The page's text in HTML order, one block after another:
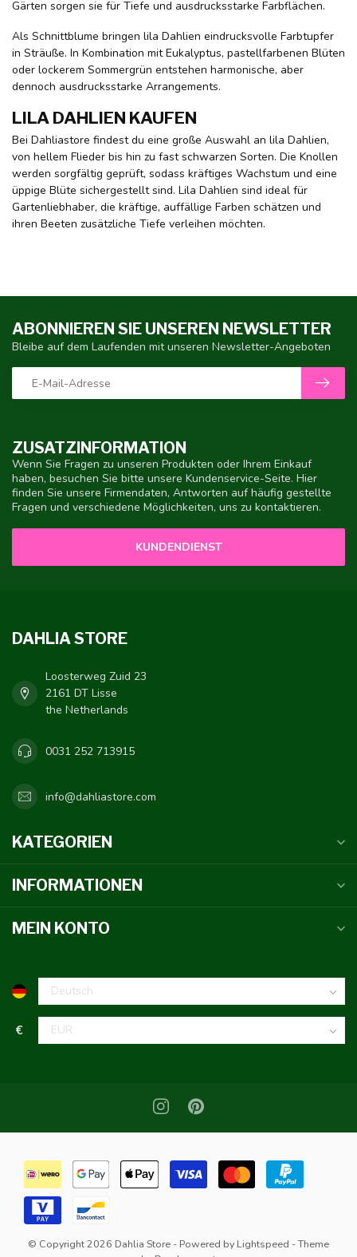
Gärten sorgen sie für Tiefe und ausdrucksstarke Farbflächen.
Als Schnittblume bringen lila Dahlien eindrucksvolle Farbtupfer
in Sträuße. In Kombination mit Eukalyptus, pastellfarbenen Blüten
oder lockerem Sommergrün entstehen harmonische, aber
dennoch ausdrucksstarke Arrangements.
LILA DAHLIEN KAUFEN
Bei Dahliastore findest du eine große Auswahl an lila Dahlien,
von hellem Flieder bis hin zu fast schwarzen Sorten. Die Knollen
werden sorgfältig geprüft, sodass kräftiges Wachstum und eine
üppige Blüte sichergestellt sind. Lila Dahlien sind ideal für
Gartenliebhaber, die kräftige, auffällige Farben schätzen und
ihren Beeten zusätzliche Tiefe verleihen möchten.
ZUSATZINFORMATION
Wenn Sie Fragen zu unseren Produkten oder Ihrem Einkauf
haben, besuchen Sie bitte unsere Kundenservice-Seite. Hier
finden Sie unsere Firmendaten, Antworten auf häufig gestellte
Fragen und verschiedene Möglichkeiten, uns zu kontaktieren.
KUNDENDIENST
ABONNIEREN SIE UNSEREN NEWSLETTER
Bleibe auf dem Laufenden mit unseren Newsletter-Angeboten
DAHLIA STORE
Loosterweg Zuid 23
2161 DT Lisse
the Netherlands
0031 252 713915
info@dahliastore.com
KATEGORIEN
INFORMATIONEN
MEIN KONTO
€
© Copyright 2026 Dahlia Store - Powered by Lightspeed - Theme